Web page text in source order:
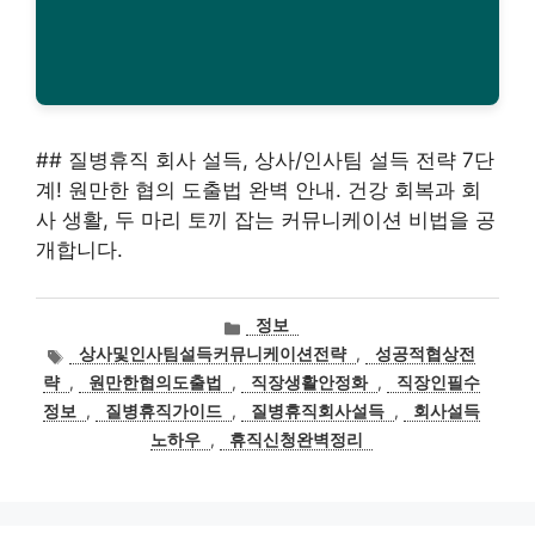
## 질병휴직 회사 설득, 상사/인사팀 설득 전략 7단
계! 원만한 협의 도출법 완벽 안내. 건강 회복과 회
사 생활, 두 마리 토끼 잡는 커뮤니케이션 비법을 공
개합니다.
카
테
고
리
정보
태상사및인사팀설득커뮤니케이션전략 ,
성공적협상전
략 , 원만한협의도출법 , 직장생활안정화 ,
직장인필수
정보
, 질병휴직가이드 , 질병휴직회사설득 ,
회사설득
노하우 , 휴직신청완벽정리